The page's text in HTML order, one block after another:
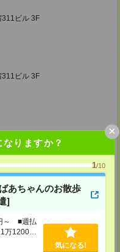
りますか？
1/10
あちゃんのお散歩
]
～ ■週払
1200円
気になる!
×
ビル 3F
ビル 3F
14番5号 吉祥寺本町ビル5F